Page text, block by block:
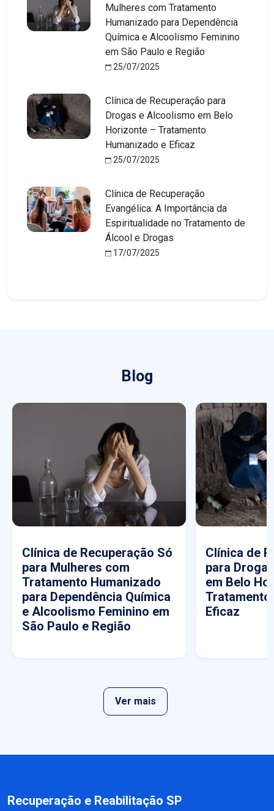
Mulheres com Tratamento
Humanizado para Dependência
Química e Alcoolismo Feminino
em São Paulo e Região
25/07/2025
Clínica de Recuperação para
Drogas e Alcoolismo em Belo
Horizonte – Tratamento
Humanizado e Eficaz
25/07/2025
Clínica de Recuperação
Evangélica: A Importância da
Espiritualidade no Tratamento de
Álcool e Drogas
17/07/2025
Blog
Clínica de Recuperação Só
para Mulheres com
Tratamento Humanizado
para Dependência Química
e Alcoolismo Feminino em
São Paulo e Região
Clínica de
para
em Belo
Tratamento
Eficaz
Ver mais
Recuperação e Reabilitação SP